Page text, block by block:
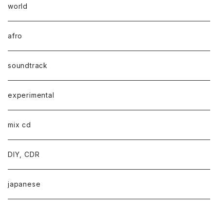
world
afro
soundtrack
experimental
mix cd
DIY, CDR
japanese